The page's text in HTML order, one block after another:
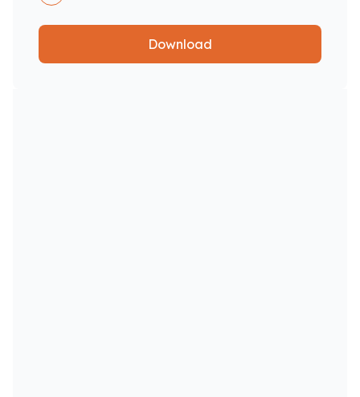
Download